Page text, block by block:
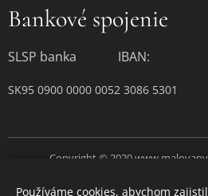
Bankové spojenie
SLSP banka IBAN:
SK95 0900 0000 0052 3086 5301
Copyright © 2020
Jazyky
Používáme cookies, abychom